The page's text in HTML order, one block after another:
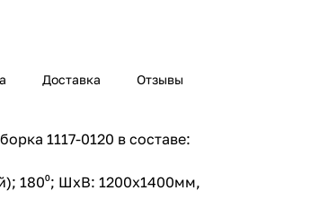
Доставка Отзывы
1117-0120 в составе:
180⁰; ШхВ: 1200х1400мм,